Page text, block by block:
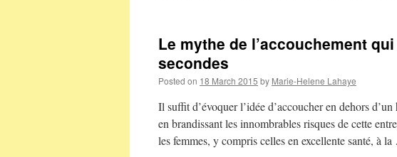
Le mythe de l’accouchement
secondes
Posted on 18 March 2015 by Marie-Helene Lahaye
Il suffit d’évoquer l’idée d’accoucher en dehors
en brandissant les innombrables risques de cette
les femmes, y compris celles en excellente santé, à